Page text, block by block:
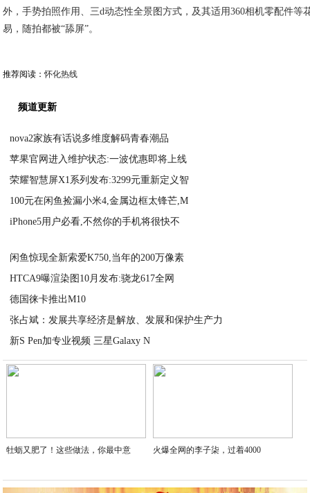
外，手势拍照作用、三d动态性全景图方式，及其适用360相机零配件等
易，随拍都被“舔屏”。
推荐阅读：怀化热线
频道更新
nova2家族有话说多维度解码青春潮品
苹果官网进入维护状态:一波优惠即将上线
荣耀智慧屏X1系列发布:3299元重新定义智
100元在闲鱼捡漏小米4,金属边框太锋芒,M
iPhone5用户必看,不然你的手机将很快不
闲鱼惊现全新索爱K750,当年的200万像素
HTCA9曝渲染图10月发布:骁龙617全网
德国徕卡推出M10
张占斌：发展共享经济是解放、发展和保护生产力
新S Pen加专业视频 三星Galaxy N
2020-09-03
牡蛎又肥了！这些做法，你最中意 火爆全网的李子柒，过着4000